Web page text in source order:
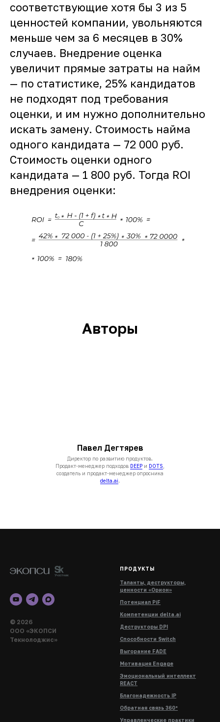
соответствующие хотя бы 3 из 5
ценностей компании, увольняются
меньше чем за 6 месяцев в 30%
случаев. Внедрение оценка
увеличит прямые затраты на найм
— по статистике, 25% кандидатов
не подходят под требования
оценки, и им нужно дополнительно
искать замену. Стоимость найма
одного кандидата — 72 000 руб.
Стоимость оценки одного
кандидата — 1 800 руб. Тогда ROI
внедрения оценки:
Авторы
Павел Дегтярев
Директор по развитию продуктов.
Продакт-менеджер подходов DEEP и DOTS
создатель и продакт-менеджер опросника
delta.ai.
© 2026
ООО «ЭКОПСИ
Текнолоджис»
ПРОДУКТЫ
Таланты, деструкторы,
ценности «Орион»
Потенциал PiF
Компетенции delta.ai
Деструкторы DPI
Способности Switch
Выгорание FADE
Мотивация Engage
Эмоциональный интеллект
REACT
Благонадежность IP
Обратная связь 360°
Управленческие практики